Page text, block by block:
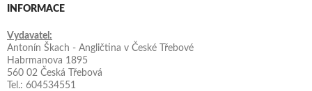
INFORMACE
Vydavatel:
Antonín Škach - Angličtina v České Třebové
Habrmanova 1895
560 02 Česká Třebová
Tel.: 604534551